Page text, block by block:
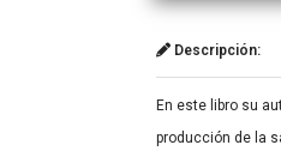
Descripción:
En este libro su
producción de la